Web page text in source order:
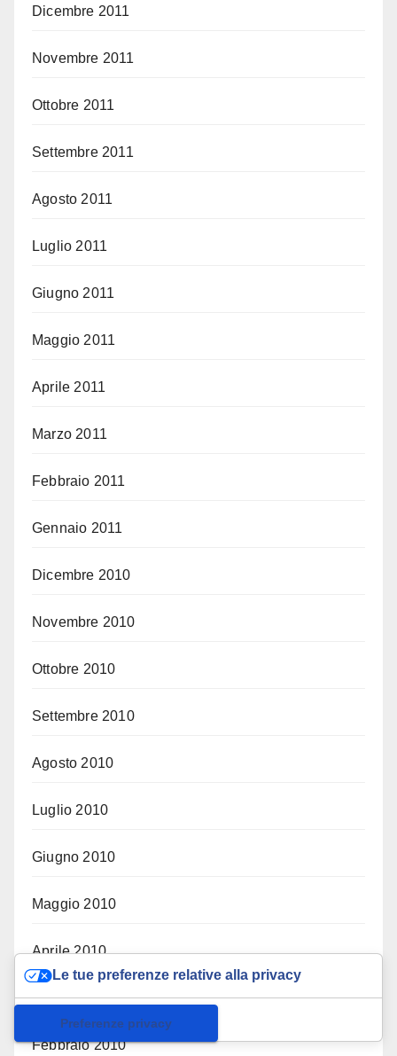
Dicembre 2011
Novembre 2011
Ottobre 2011
Settembre 2011
Agosto 2011
Luglio 2011
Giugno 2011
Maggio 2011
Aprile 2011
Marzo 2011
Febbraio 2011
Gennaio 2011
Dicembre 2010
Novembre 2010
Ottobre 2010
Settembre 2010
Agosto 2010
Luglio 2010
Giugno 2010
Maggio 2010
Aprile 2010
Marzo 2010
Febbraio 2010
Le tue preferenze relative alla privacy
Informativa sulla raccolta